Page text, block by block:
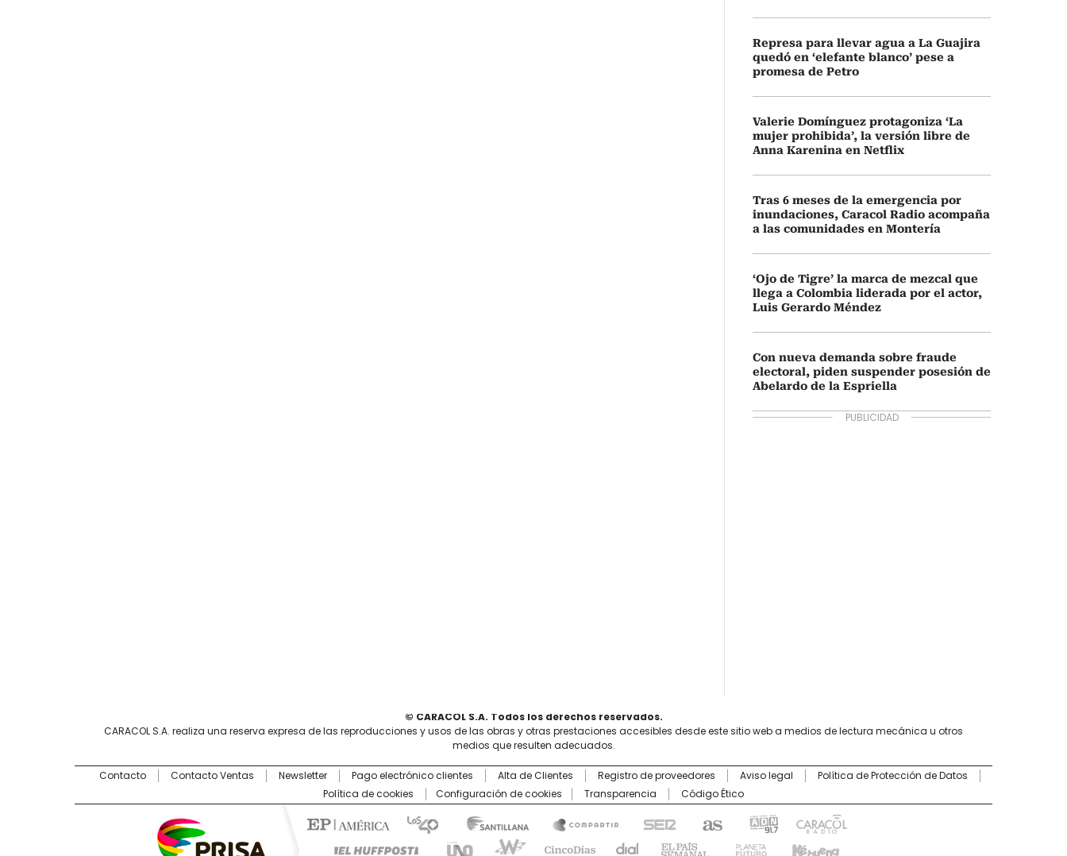
Represa para llevar agua a La Guajira
quedó en ‘elefante blanco’ pese a
promesa de Petro
Valerie Domínguez protagoniza ‘La
mujer prohibida’, la versión libre de
Anna Karenina en Netflix
Tras 6 meses de la emergencia por
inundaciones, Caracol Radio acompaña
a las comunidades en Montería
‘Ojo de Tigre’ la marca de mezcal que
llega a Colombia liderada por el actor,
Luis Gerardo Méndez
Con nueva demanda sobre fraude
electoral, piden suspender posesión de
Abelardo de la Espriella
© CARACOL S.A. Todos los derechos reservados.
CARACOL S.A. realiza una reserva expresa de las reproducciones y usos de las obras y otras prestaciones accesibles desde este sitio web a medios de lectura mecánica u otros
medios que resulten adecuados.
Contacto Contacto Ventas Newsletter Pago electrónico clientes Alta de Clientes Registro de proveedores Aviso legal
Política de Protección de Datos
Política de cookies
Configuración de cookies Transparencia Código Ético